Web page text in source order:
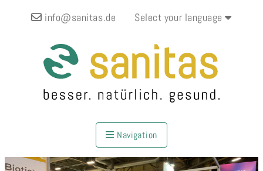
info@sanitas.de Select your language
Navigation